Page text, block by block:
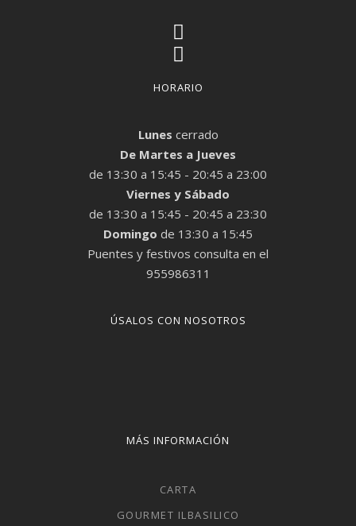
HORARIO
Lunes cerrado
De Martes a Jueves
de 13:30 a 15:45 - 20:45 a 23:00
Viernes y Sábado
de 13:30 a 15:45 - 20:45 a 23:30
Domingo de 13:30 a 15:45
Puentes y festivos consulta en el
955986311
ÚSALOS CON NOSOTROS
MÁS INFORMACIÓN
CARTA
GOURMET ILBASILICO